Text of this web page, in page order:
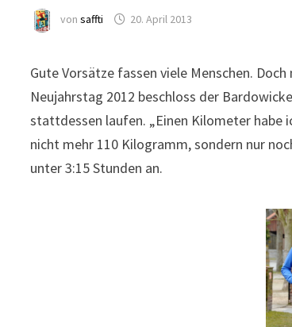
vonsaffti 20. April 2013
Gute Vorsätze fassen viele Menschen.
Neujahrstag 2012 beschloss der
stattdessen laufen. „Einen Kilometer habe
nicht mehr 110 Kilogramm, sondern nur
unter 3:15 Stunden an.